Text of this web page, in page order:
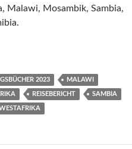
Malawi, Mosambik, Sambia,
Auf Roadtrip und Zeitreise
2023 MALAWI
REISEBERICHT SAMBIA